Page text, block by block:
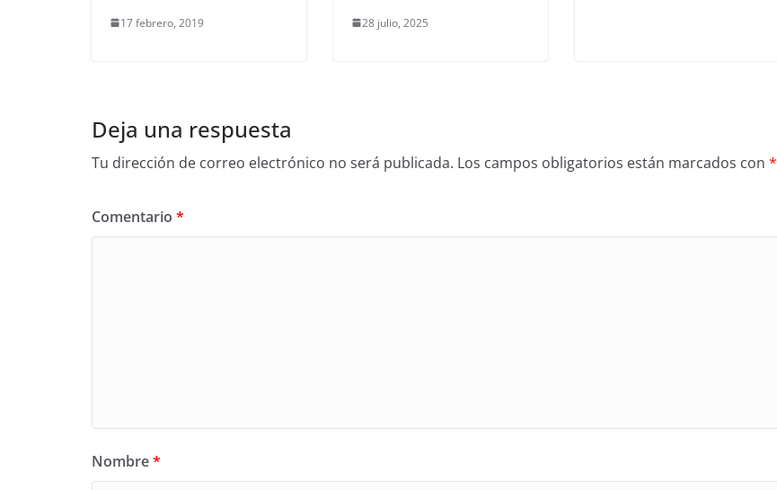
17 febrero, 2019 28 julio, 2025
Deja una respuesta
Tu dirección de correo electrónico no será publicada. Los campos obligatorios están marcados con *
Comentario *
Nombre*